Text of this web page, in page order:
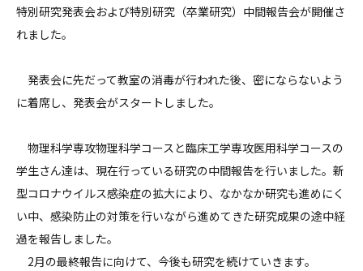
特別研究発表会および特別研究（卒業研究）中間報告会が開催さ
れました。
発表会に先だって教室の消毒が行われた後、密にならないよう
に着席し、発表会がスタートしました。
物理科学専攻物理科学コースと臨床工学専攻医用科学コースの
学生さん達は、現在行っている研究の中間報告を行いました。新
型コロナウイルス感染症の拡大により、なかなか研究も進めにく
い中、感染防止の対策を行いながら進めてきた研究成果の途中経
過を報告しました。
2月の最終報告に向けて、今後も研究を続けていきます。